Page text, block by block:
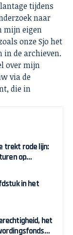
tijdens
naar
mijn eigen
onze Sjo het
in de archieven.
over mijn
via de
die in
trekt rode lijn:
op
in het
het